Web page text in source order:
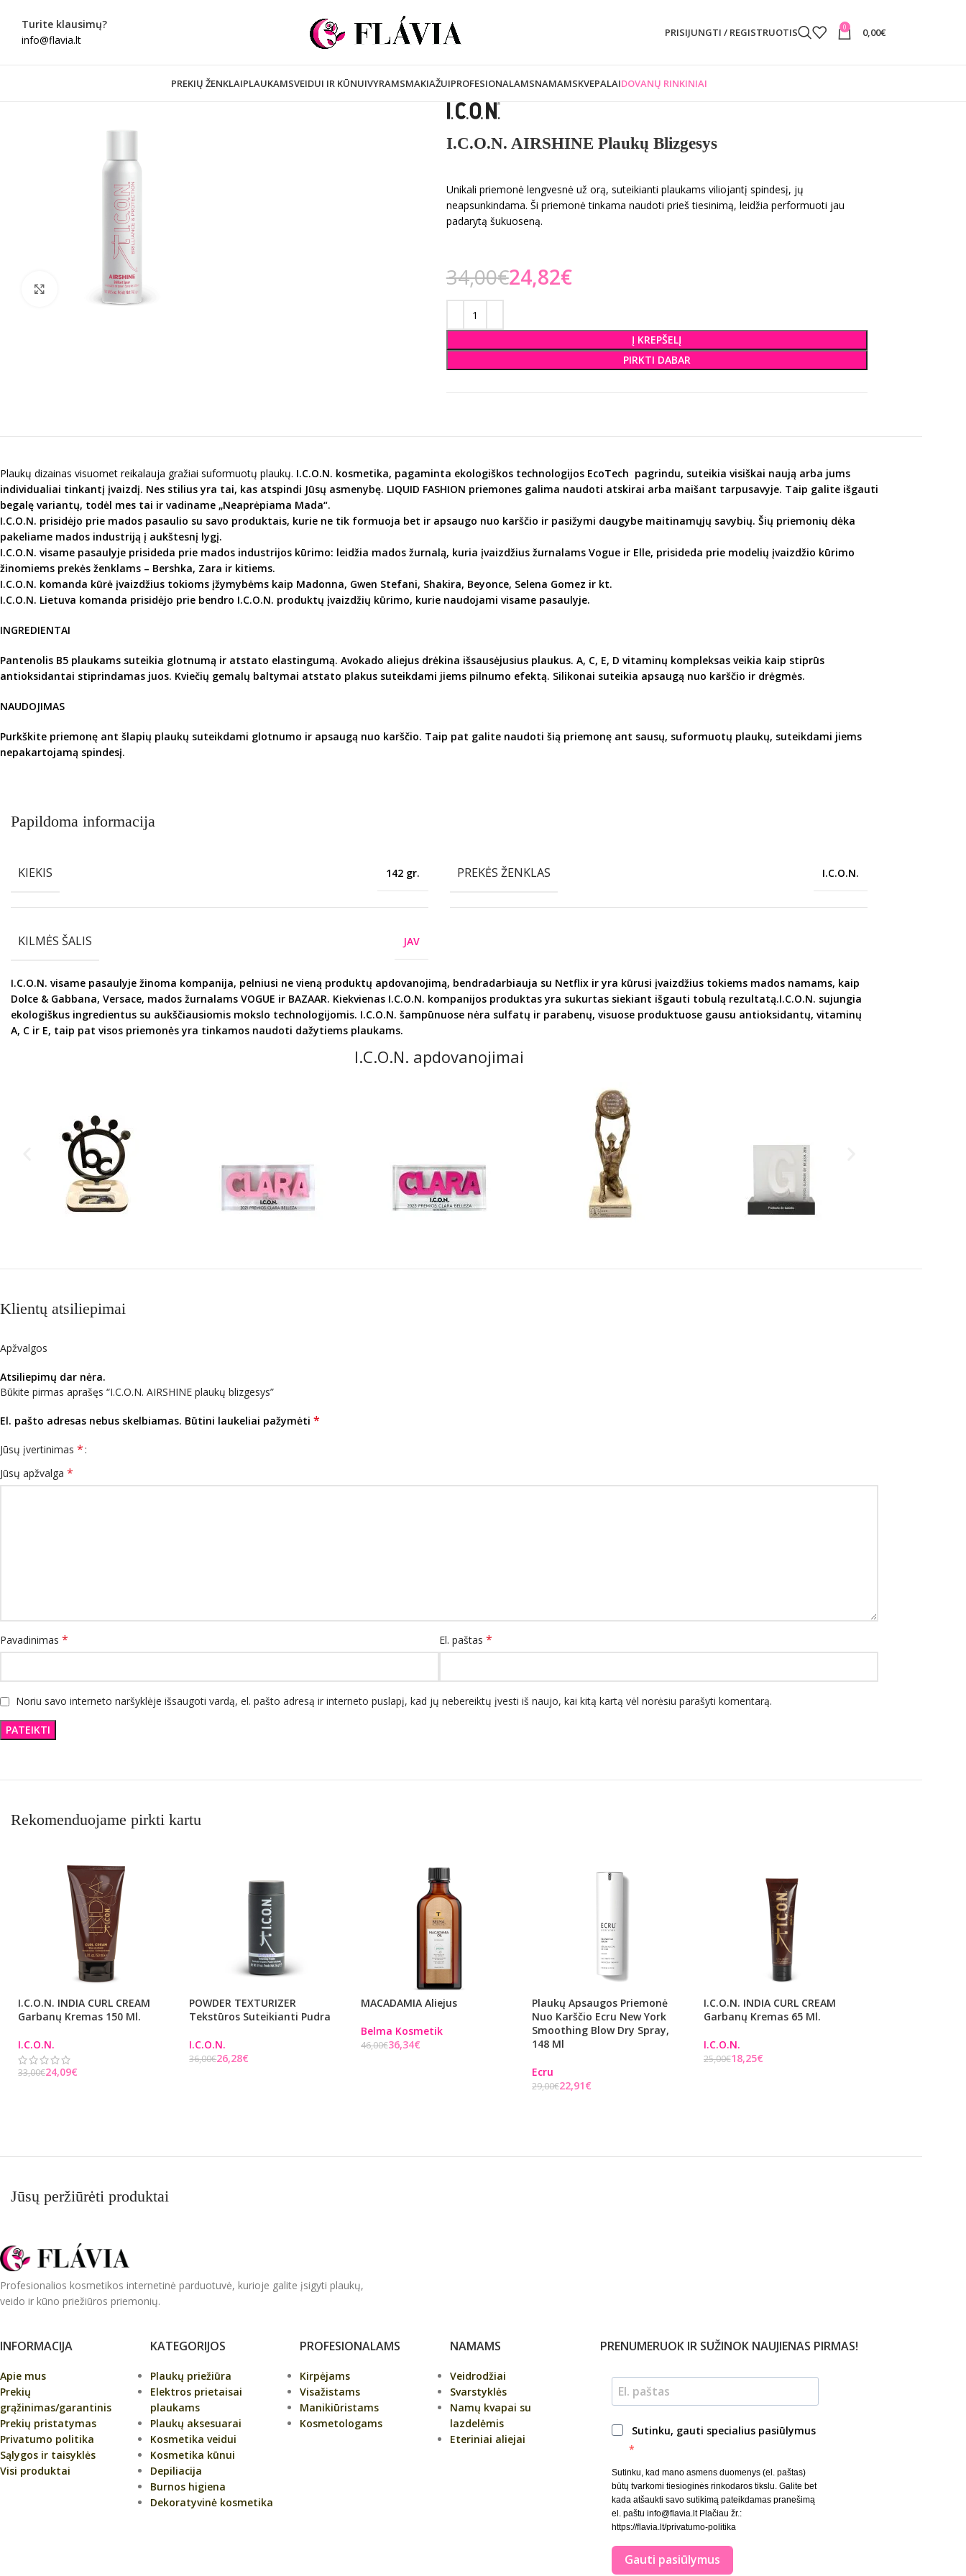
Turite klausimų?
info@flavia.lt
PRISIJUNGTI / REGISTRUOTIS 0 0,00€
PREKIŲ ŽENKLAIPLAUKAMSVEIDUI IR KŪNUIVYRAMSMAKIAŽUIPROFESIONALAMSNAMAMSKVEPALAIDOVANŲ RINKINIAI
Spustelėkite norėdami padidinti
I.C.O.N. AIRSHINE Plaukų Blizgesys
Unikali priemonė lengvesnė už orą, suteikianti plaukams viliojantį spindesį, jų
neapsunkindama. Ši priemonė tinkama naudoti prieš tiesinimą, leidžia performuoti jau
padarytą šukuoseną.
34,00€24,82€
Į KREPŠELĮ
PIRKTI DABAR
Plaukų dizainas visuomet reikalauja gražiai suformuotų plaukų. I.C.O.N. kosmetika, pagaminta ekologiškos technologijos EcoTech pagrindu, suteikia visiškai naują arba jums
individualiai tinkantį įvaizdį. Nes stilius yra tai, kas atspindi Jūsų asmenybę. LIQUID FASHION priemones galima naudoti atskirai arba maišant tarpusavyje. Taip galite išgauti
begalę variantų, todėl mes tai ir vadiname „Neaprėpiama Mada“.
I.C.O.N. prisidėjo prie mados pasaulio su savo produktais, kurie ne tik formuoja bet ir apsaugo nuo karščio ir pasižymi daugybe maitinamųjų savybių. Šių priemonių dėka
pakeliame mados industriją į aukštesnį lygį.
I.C.O.N. visame pasaulyje prisideda prie mados industrijos kūrimo: leidžia mados žurnalą, kuria įvaizdžius žurnalams Vogue ir Elle, prisideda prie modelių įvaizdžio kūrimo
žinomiems prekės ženklams – Bershka, Zara ir kitiems.
I.C.O.N. komanda kūrė įvaizdžius tokioms įžymybėms kaip Madonna, Gwen Stefani, Shakira, Beyonce, Selena Gomez ir kt.
I.C.O.N. Lietuva komanda prisidėjo prie bendro I.C.O.N. produktų įvaizdžių kūrimo, kurie naudojami visame pasaulyje.
INGREDIENTAI
Pantenolis B5 plaukams suteikia glotnumą ir atstato elastingumą. Avokado aliejus drėkina išsausėjusius plaukus. A, C, E, D vitaminų kompleksas veikia kaip stiprūs
antioksidantai stiprindamas juos. Kviečių gemalų baltymai atstato plakus suteikdami jiems pilnumo efektą. Silikonai suteikia apsaugą nuo karščio ir drėgmės.
NAUDOJIMAS
Purkškite priemonę ant šlapių plaukų suteikdami glotnumo ir apsaugą nuo karščio. Taip pat galite naudoti šią priemonę ant sausų, suformuotų plaukų, suteikdami jiems
nepakartojamą spindesį.
Papildoma informacija
KIEKIS 142 gr. PREKĖS ŽENKLAS I.C.O.N.
KILMĖS ŠALIS JAV
I.C.O.N. visame pasaulyje žinoma kompanija, pelniusi ne vieną produktų apdovanojimą, bendradarbiauja su Netflix ir yra kūrusi įvaizdžius tokiems mados namams, kaip
Dolce & Gabbana, Versace, mados žurnalams VOGUE ir BAZAAR. Kiekvienas I.C.O.N. kompanijos produktas yra sukurtas siekiant išgauti tobulą rezultatą.I.C.O.N. sujungia
ekologiškus ingredientus su aukščiausiomis mokslo technologijomis. I.C.O.N. šampūnuose nėra sulfatų ir parabenų, visuose produktuose gausu antioksidantų, vitaminų
A, C ir E, taip pat visos priemonės yra tinkamos naudoti dažytiems plaukams.
I.C.O.N. apdovanojimai
Klientų atsiliepimai
Apžvalgos
Atsiliepimų dar nėra.
Būkite pirmas aprašęs “I.C.O.N. AIRSHINE plaukų blizgesys”
El. pašto adresas nebus skelbiamas. Būtini laukeliai pažymėti *
Jūsų įvertinimas *
Jūsų apžvalga *
Pavadinimas * El. paštas *
Noriu savo interneto naršyklėje išsaugoti vardą, el. pašto adresą ir interneto puslapį, kad jų nebereiktų įvesti iš naujo, kai kitą kartą vėl norėsiu parašyti komentarą.
Rekomenduojame pirkti kartu
I.C.O.N. INDIA CURL CREAM
Garbanų Kremas 150 Ml.
I.C.O.N.
33,00€24,09€
POWDER TEXTURIZER
Tekstūros Suteikianti Pudra
I.C.O.N.
36,00€26,28€
MACADAMIA Aliejus
Belma Kosmetik
46,00€36,34€
Plaukų Apsaugos Priemonė
Nuo Karščio Ecru New York
Smoothing Blow Dry Spray,
148 Ml
Ecru
29,00€22,91€
I.C.O.N. INDIA CURL CREAM
Garbanų Kremas 65 Ml.
I.C.O.N.
25,00€18,25€
Jūsų peržiūrėti produktai
Profesionalios kosmetikos internetinė parduotuvė, kurioje galite įsigyti plaukų,
veido ir kūno priežiūros priemonių.
INFORMACIJA
Apie mus
Prekių
grąžinimas/garantinis
Prekių pristatymas
Privatumo politika
Sąlygos ir taisyklės
Visi produktai
KATEGORIJOS
Plaukų priežiūra
Elektros prietaisai
plaukams
Plaukų aksesuarai
Kosmetika veidui
Kosmetika kūnui
Depiliacija
Burnos higiena
Dekoratyvinė kosmetika
PROFESIONALAMS
Kirpėjams
Visažistams
Manikiūristams
Kosmetologams
NAMAMS
Veidrodžiai
Svarstyklės
Namų kvapai su
lazdelėmis
Eteriniai aliejai
PRENUMERUOK IR SUŽINOK NAUJIENAS PIRMAS!
Sutinku, gauti specialius pasiūlymus
Sutinku, kad mano asmens duomenys (el. paštas)
būtų tvarkomi tiesioginės rinkodaros tikslu. Galite bet
kada atšaukti savo sutikimą pateikdamas pranešimą
el. paštu info@flavia.lt Plačiau žr.:
https://flavia.lt/privatumo-politika
Gauti pasiūlymus